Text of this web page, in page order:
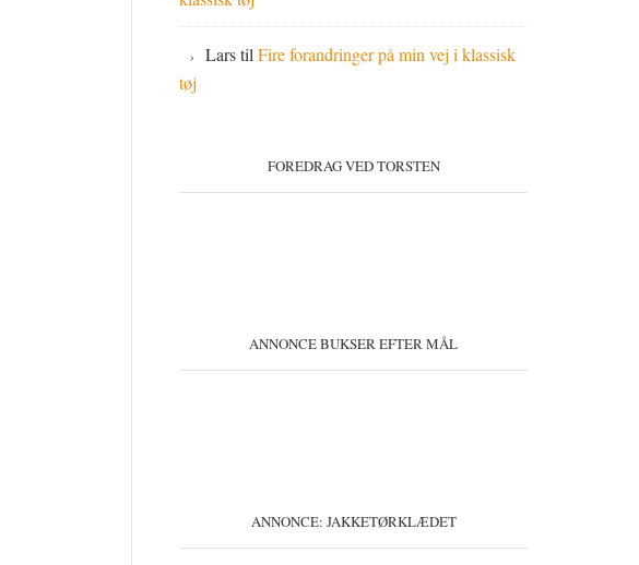
LarstilFire forandringer på min vej i klassisk
tøj
FOREDRAG VED TORSTEN
ANNONCE BUKSER EFTER MÅL
ANNONCE: JAKKETØRKLÆDET